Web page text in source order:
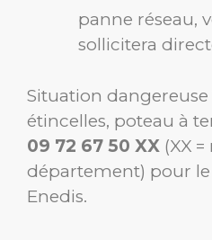
panne réseau,
sollicitera
Situation dangereuse
étincelles, poteau à
09 72 67 50 XX (XX
département) pour
Enedis.